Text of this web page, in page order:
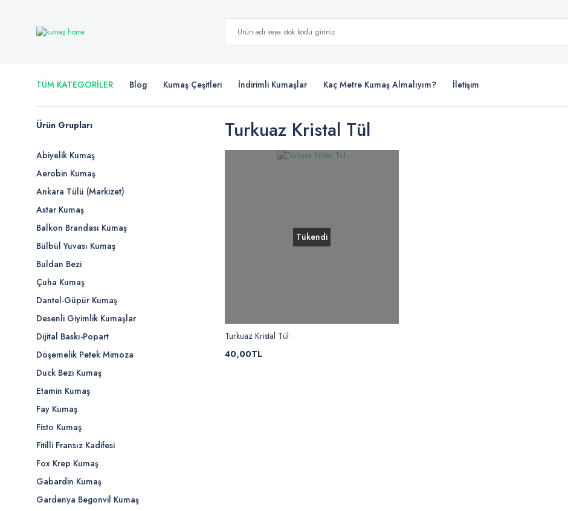
TÜM KATEGORİLER Blog Kumaş Çeşitleri İndirimli Kumaşlar Kaç Metre Kumaş Almalıyım? İletişim
Ürün Grupları
Abiyelik Kumaş
Aerobin Kumaş
Ankara Tülü (Markizet)
Astar Kumaş
Balkon Brandası Kumaş
Bülbül Yuvası Kumaş
Buldan Bezi
Çuha Kumaş
Dantel-Güpür Kumaş
Desenli Giyimlik Kumaşlar
Dijital Baskı-Popart
Döşemelik Petek Mimoza
Duck Bezi Kumaş
Etamin Kumaş
Fay Kumaş
Fisto Kumaş
Fitilli Fransız Kadifesi
Fox Krep Kumaş
Gabardin Kumaş
Gardenya Begonvil Kumaş
Turkuaz Kristal Tül
Tükendi
Turkuaz Kristal Tül
40,00TL